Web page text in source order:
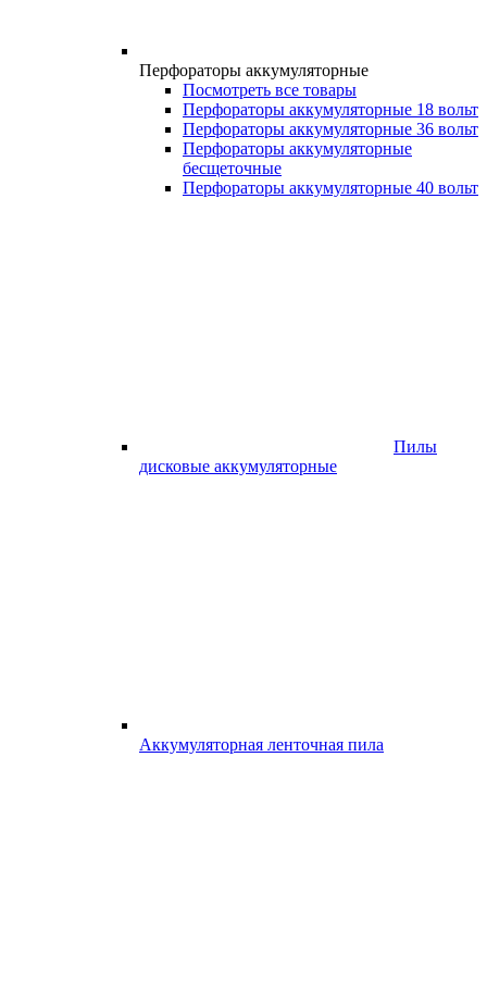
Перфораторы аккумуляторные
Посмотреть все товары
Перфораторы аккумуляторные 18 вольт
Перфораторы аккумуляторные 36 вольт
Перфораторы аккумуляторные
бесщеточные
Перфораторы аккумуляторные 40 вольт
Пилы
дисковые аккумуляторные
Аккумуляторная ленточная пила